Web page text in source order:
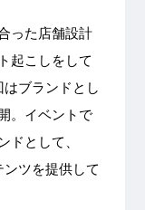
った店舗設計
起こしをして
ブランドとし
。イベントで
ドとして、
ツを提供して